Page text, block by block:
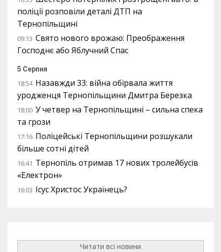
поліції розповіли деталі ДТП на
Тернопільщині
09:13 Свято нового врожаю: Преображення
Господнє або Яблучний Спас
5 Серпня
18:54 Назавжди 33: війна обірвала життя
уродженця Тернопільщини Дмитра Березка
18:00 У четвер на Тернопільщині – сильна спека
та грози
17:16 Поліцейські Тернопільщини розшукали
більше сотні дітей
16:41 Тернопіль отримав 17 нових тролейбусів
«Електрон»
16:03 Ісус Христос Українець?
Читати всі новини